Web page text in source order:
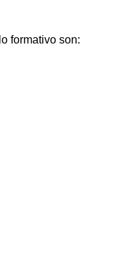
formativo son: